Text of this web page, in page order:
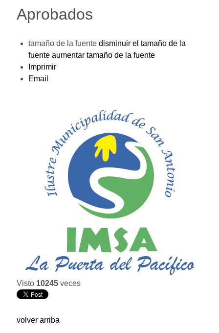
Aprobados
tamaño de la fuente disminuir el tamaño de la
fuente aumentar tamaño de la fuente
Imprimir
Email
Visto 10245 veces
volver arriba